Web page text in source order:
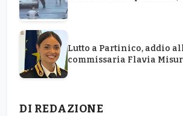
Lutto a Partinico, addio
commissaria Flavia
DI REDAZIONE